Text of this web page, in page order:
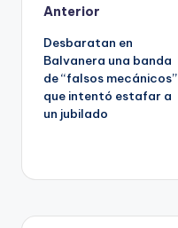
Post
navigation
Anterior
Desbaratan en
Balvanera una banda
de “falsos mecánicos”
que intentó estafar a
un jubilado